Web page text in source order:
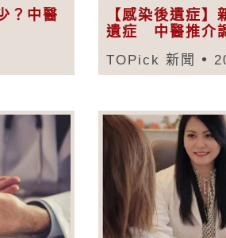
？中醫
【感染後遺症
遺症 中醫推介
TOPick 新聞